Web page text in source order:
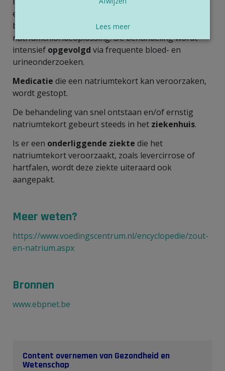
epileptische aanval,…) zal de arts je dringend
behandelen met een
infuusmet een
natriumchlorideoplossing. De behandeling wordt
intensief opgevolgd via frequente bloed- en
urineonderzoeken.
Medicatie die een natriumtekort kan veroorzaken,
wordt gestopt.
De behandeling van snel ontstaan en/of ernstig
natriumtekort gebeurt steeds in het ziekenhuis.
Is er een onderliggende ziekte die het
natriumtekort veroorzaakt, zoals levercirrose of
hartfalen, wordt deze ziekte uiteraard ook
aangepakt.
Meer weten?
https://www.voedingscentrum.nl/encyclopedie/zout-
en-natrium.aspx
Bronnen
www.ebpnet.be
Content overnemen van Gezondheid en
Wetenschap
Lees meer